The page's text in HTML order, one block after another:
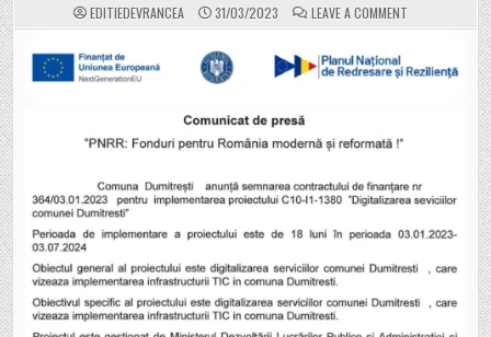
EDITIEDEVRANCEA 31/03/2023 LEAVE A COMMENTON
COMUNA
SEMNAREA
CONTRACTULUI
„DIGITALIZAREA